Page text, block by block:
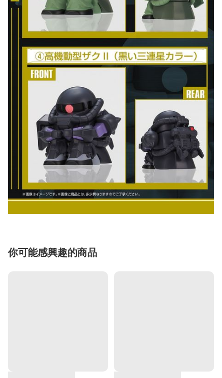
你可能感興趣的商品